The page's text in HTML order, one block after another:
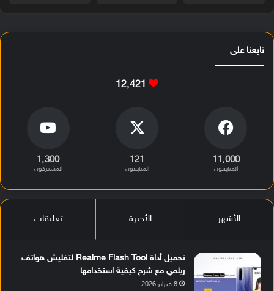
تابعنا على
12٬421
11٬000
المتابعون
121
المتابعون
1٬300
المشتركون
الأشهر الأخيرة تعليقات
تحميل أداة Realme Flash Tool لتفليش هواتف
ريلمي مع شرح كيفية استخدامها
8 فبراير 2026